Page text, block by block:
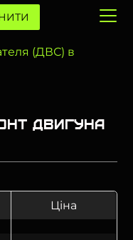
(ДВС) в
двигуна
Ціна